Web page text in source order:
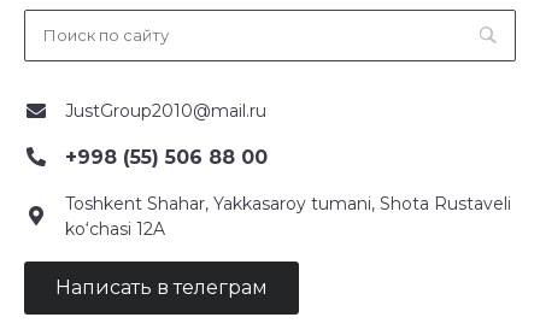
JustGroup2010@mail.ru
+998 (55) 506 88 00
Toshkent Shahar, Yakkasaroy tumani, Shota Rustaveli
ko‘chasi 12A
Написать в телеграм